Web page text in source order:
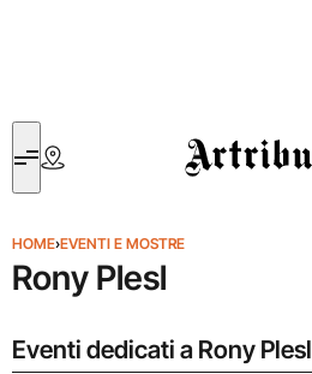
Artribune
HOME›EVENTI E MOSTRE
Rony Plesl
Eventi dedicati a Rony Plesl